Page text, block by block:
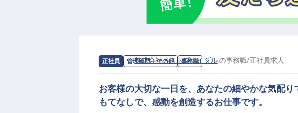
正社員 管理部門・その他 事務職
求人情報：株式会社ベストブライダルの事務職/正社員求人
お客様の大切な一日を、あなたの細やかな気配
もてなしで、感動を創造するお仕事です。